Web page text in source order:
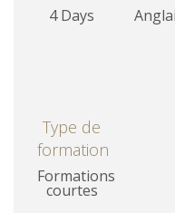
4 Days
Type de
formation
Formations
courtes